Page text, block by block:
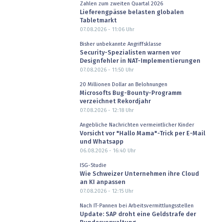
Zahlen zum zweiten Quartal 2026
Lieferengpässe belasten globalen
Tabletmarkt
07.08.2026 - 11:06Uhr
Bisher unbekannte Angriffsklasse
Security-Spezialisten warnen vor
Designfehler in NAT-Implementierungen
07.08.2026 - 11:50 Uhr
20 Millionen Dollar an Belohnungen
Microsofts Bug-Bounty-Programm
verzeichnet Rekordjahr
07.08.2026 - 12:18Uhr
Angebliche Nachrichten vermeintlicher Kinder
Vorsicht vor "Hallo Mama"-Trick per E-Mail
und Whatsapp
06.08.2026 - 16:40 Uhr
ISG-Studie
Wie Schweizer Unternehmen ihre Cloud
an KI anpassen
07.08.2026 - 12:15Uhr
Nach IT-Pannen bei Arbeitsvermittlungsstellen
Update: SAP droht eine Geldstrafe der